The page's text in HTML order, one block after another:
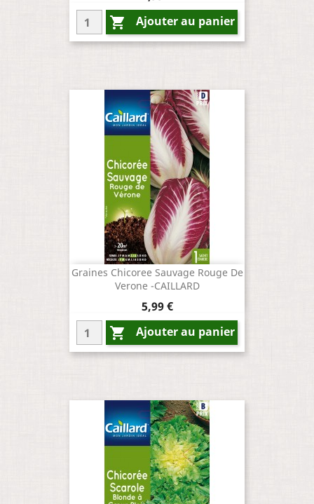
 Ajouter au panier
Graines Chicoree Sauvage Rouge De
Verone -CAILLARD
Prix
5,99 €
 Ajouter au panier